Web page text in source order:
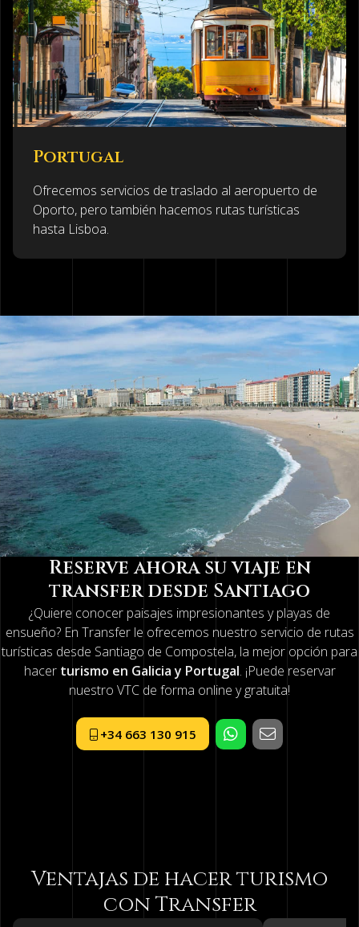
Portugal
Ofrecemos servicios de traslado al aeropuerto de
Oporto, pero también hacemos rutas turísticas
hasta Lisboa.
Reserve ahora su viaje en
transfer desde Santiago
¿Quiere conocer paisajes impresionantes y playas de
ensueño? En Transfer le ofrecemos nuestro servicio de rutas
turísticas desde Santiago de Compostela, la mejor opción para
hacer turismo en Galicia y Portugal. ¡Puede reservar
nuestro VTC de forma online y gratuita!
+34 663 130 915
Ventajas de hacer turismo
con Transfer